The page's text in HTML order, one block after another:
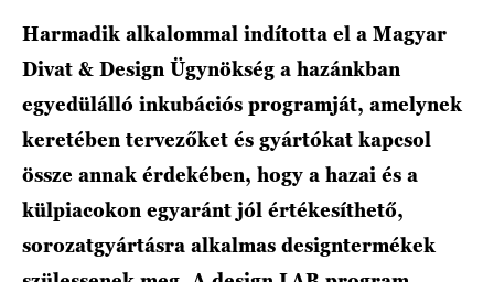
Harmadik alkalommal indította el a Magyar
Divat & Design Ügynökség a hazánkban
egyedülálló inkubációs programját, amelynek
keretében tervezőket és gyártókat kapcsol
össze annak érdekében, hogy a hazai és a
külpiacokon egyaránt jól értékesíthető,
sorozatgyártásra alkalmas designtermékek